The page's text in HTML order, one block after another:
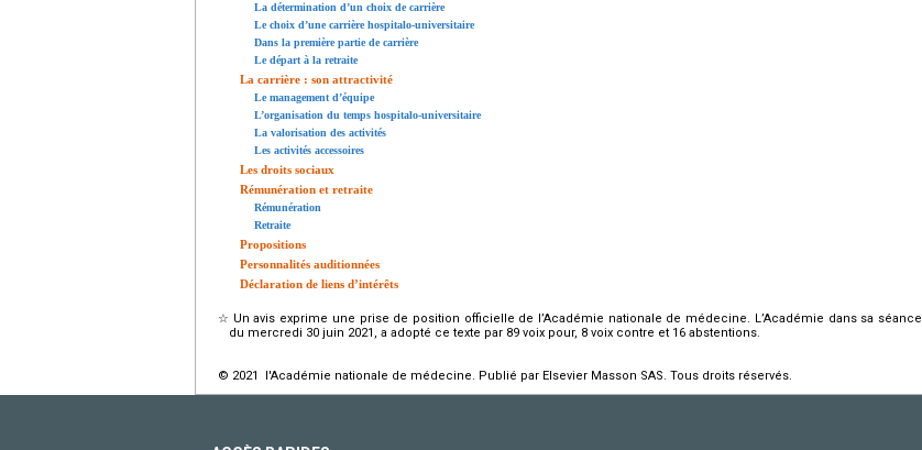
La détermination d’un choix de carrière
Le choix d’une carrière hospitalo-universitaire
Dans la première partie de carrière
Le départ à la retraite
La carrière : son attractivité
Le management d’équipe
L’organisation du temps hospitalo-universitaire
La valorisation des activités
Les activités accessoires
Les droits sociaux
Rémunération et retraite
Rémunération
Retraite
Propositions
Personnalités auditionnées
Déclaration de liens d’intérêts
☆ Un avis exprime une prise de position officielle de l’Académie nationale de médecine. L’Académie dans sa séance
du mercredi 30 juin 2021, a adopté ce texte par 89 voix pour, 8 voix contre et 16 abstentions.
© 2021 l'Académie nationale de médecine. Publié par Elsevier Masson SAS. Tous droits réservés.